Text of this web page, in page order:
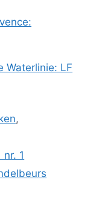
Waterlinie: LF
,
1